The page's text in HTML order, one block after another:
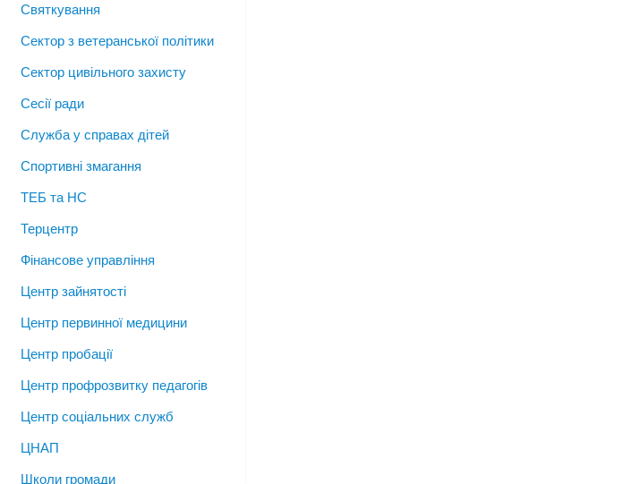
Святкування
Сектор з ветеранської політики
Сектор цивільного захисту
Сесії ради
Служба у справах дітей
Спортивні змагання
ТЕБ та НС
Терцентр
Фінансове управління
Центр зайнятості
Центр первинної медицини
Центр пробації
Центр профрозвитку педагогів
Центр соціальних служб
ЦНАП
Школи громади